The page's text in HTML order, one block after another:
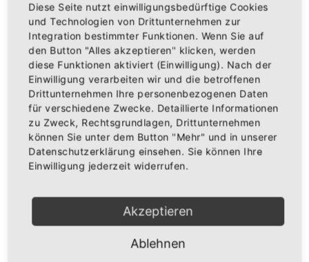
Artikelnummer: BSC0005
Menge
IN DEN WARENKORB
AUF DIE WUNSCHLISTE
INFOS BEWERTUNGEN
Diese Seite nutzt einwilligungsbedürftige Cookies
und Technologien von Drittunternehmen zur
Integration bestimmter Funktionen. Wenn Sie auf
den Button "Alles akzeptieren" klicken, werden
diese Funktionen aktiviert (Einwilligung). Nach der
Einwilligung verarbeiten wir und die betroffenen
Drittunternehmen Ihre personenbezogenen Daten
für verschiedene Zwecke. Detaillierte Informationen
zu Zweck, Rechtsgrundlagen, Drittunternehmen
können Sie unter dem Button "Mehr" und in unserer
Datenschutzerklärung einsehen. Sie können Ihre
Einwilligung jederzeit widerrufen.
Akzeptieren
Ablehnen